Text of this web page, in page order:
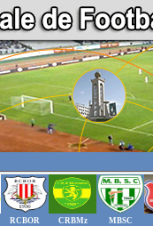
RCBOR CRBMz MBSC